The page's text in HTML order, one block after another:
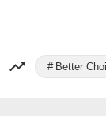
Better